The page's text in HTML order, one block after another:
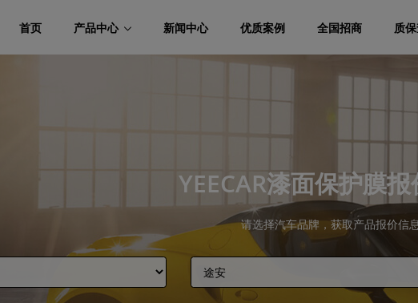
首页 产品中心 新闻中心 优质案例 全国招商 质
YEECAR漆面保护膜
请选择汽车品牌，获取产品报价信